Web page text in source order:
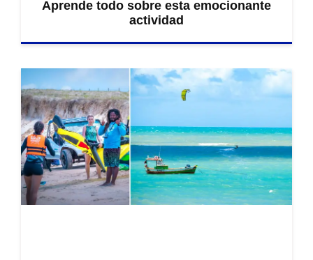
Aprende todo sobre esta emocionante
actividad